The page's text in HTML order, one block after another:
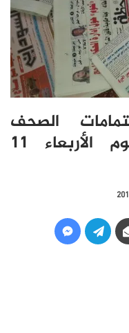
الصحف
السودانية الصادرة اليوم الأربعاء 11